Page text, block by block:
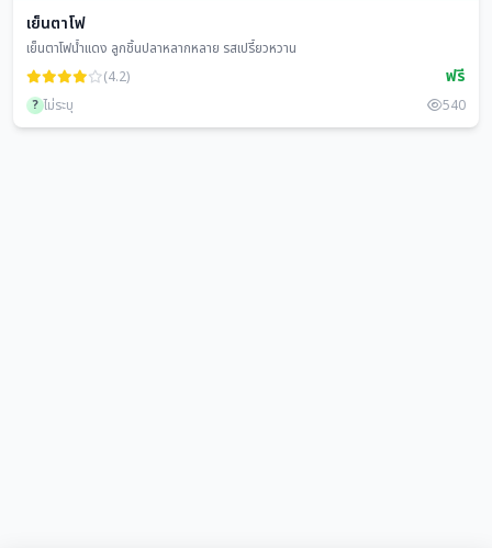
เย็นตาโฟ
เย็นตาโฟน้ำแดง ลูกชิ้นปลาหลากหลาย รสเปรี้ยวหวาน
(4.2)
ฟรี
? ไม่ระบุ 540